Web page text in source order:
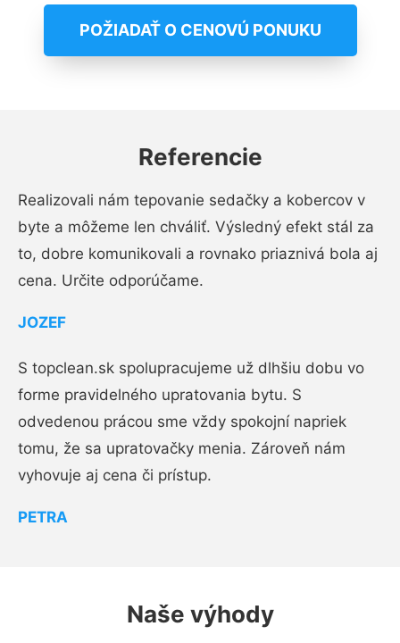
POŽIADAŤ O CENOVÚ PONUKU
Referencie
Realizovali nám tepovanie sedačky a kobercov v
byte a môžeme len chváliť. Výsledný efekt stál za
to, dobre komunikovali a rovnako priaznivá bola aj
cena. Určite odporúčame.
JOZEF
S topclean.sk spolupracujeme už dlhšiu dobu vo
forme pravidelného upratovania bytu. S
odvedenou prácou sme vždy spokojní napriek
tomu, že sa upratovačky menia. Zároveň nám
vyhovuje aj cena či prístup.
PETRA
Naše výhody